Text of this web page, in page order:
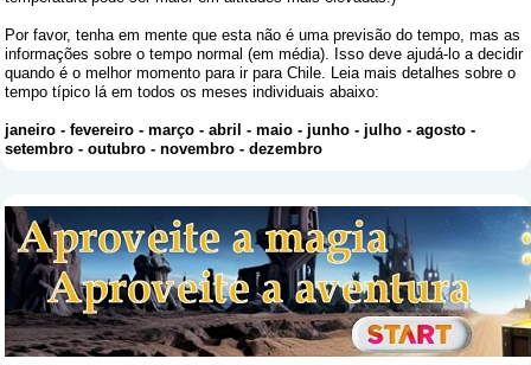
Por favor, tenha em mente que esta não é uma previsão do tempo, mas as
informações sobre o tempo normal (em média). Isso deve ajudá-lo a decidir
quando é o melhor momento para ir para Chile. Leia mais detalhes sobre o
tempo típico lá em todos os meses individuais abaixo:
janeiro -fevereiro -março -abril -maio - junho - julho -agosto -
setembro -outubro -novembro -dezembro